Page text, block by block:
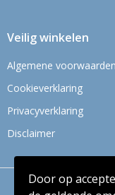
Veilig winkelen
Algemene voorwaarden
Cookieverklaring
Privacyverklaring
Disclaimer
Door op